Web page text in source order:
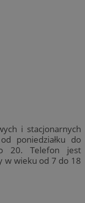
i stacjonarnych
poniedziałku do
20. Telefon jest
w wieku od 7 do 18